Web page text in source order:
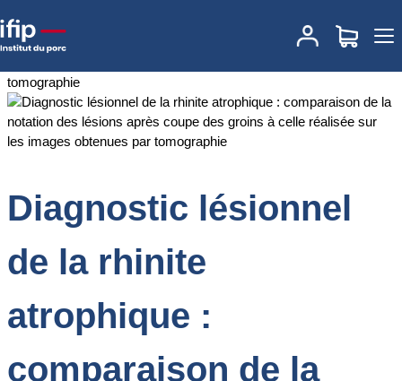
Accueil
Diagnostic lésionnel de la rhinite
atrophique : comparaison de la notation des lésions après coupe
tomographie
Diagnostic lésionnel
de la rhinite
atrophique :
comparaison de la